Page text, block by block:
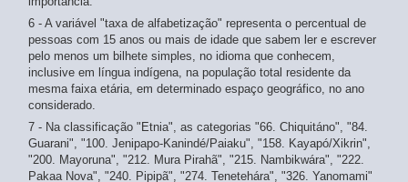
6 - A variável "taxa de alfabetização" representa o percentual de
pessoas com 15 anos ou mais de idade que sabem ler e escrever
pelo menos um bilhete simples, no idioma que conhecem,
inclusive em língua indígena, na população total residente da
mesma faixa etária, em determinado espaço geográfico, no ano
considerado.
7 - Na classificação "Etnia", as categorias "66. Chiquitáno", "84.
Guarani", "100. Jenipapo-Kanindé/Paiaku", "158. Kayapó/Xikrin",
"200. Mayoruna", "212. Mura Pirahã", "215. Nambikwára", "222.
Pakaa Nova", "240. Pipipã", "274. Tenetehára", "326. Yanomami"